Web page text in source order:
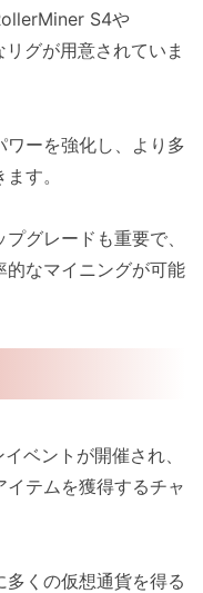
S4や
グが用意されていま
ワーを強化し、より多
す。
グレードも重要で、
的なマイニングが可能
ベントが開催され、
テムを獲得するチャ
くの仮想通貨を得る